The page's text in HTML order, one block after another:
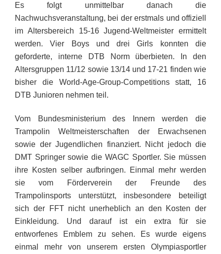
Es folgt unmittelbar danach die
Nachwuchsveranstaltung, bei der erstmals und offiziell
im Altersbereich 15-16 Jugend-Weltmeister ermittelt
werden. Vier Boys und drei Girls konnten die
geforderte, interne DTB Norm überbieten. In den
Altersgruppen 11/12 sowie 13/14 und 17-21 finden wie
bisher die World-Age-Group-Competitions statt, 16
DTB Junioren nehmen teil.
Vom Bundesministerium des Innern werden die
Trampolin Weltmeisterschaften der Erwachsenen
sowie der Jugendlichen finanziert. Nicht jedoch die
DMT Springer sowie die WAGC Sportler. Sie müssen
ihre Kosten selber aufbringen. Einmal mehr werden
sie vom Förderverein der Freunde des
Trampolinsports unterstützt, insbesondere beteiligt
sich der FFT nicht unerheblich an den Kosten der
Einkleidung. Und darauf ist ein extra für sie
entworfenes Emblem zu sehen. Es wurde eigens
einmal mehr von unserem ersten Olympiasportler